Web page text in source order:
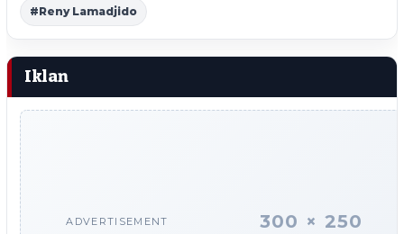
#Reny Lamadjido
Iklan
ADVERTISEMENT 300 × 250